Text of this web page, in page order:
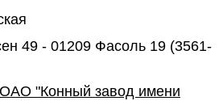
49 - 01209 Фасоль 19 (3561-
ОАО "Конный завод имени